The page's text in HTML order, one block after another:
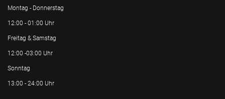
Montag - Donnerstag
12:00 - 01:00 Uhr
Freitag & Samstag
12:00 -03:00 Uhr
Sonntag
13:00 - 24:00 Uhr